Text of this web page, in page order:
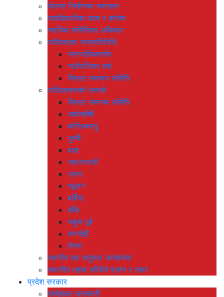
योजना निर्माणका चरणहरु
पदाधिकारीका काम र कर्तव्य
न्यायिक समितिका अधिकार
पालिकाका जनप्रतिनिधि
नगरपालिकातर्फ
गाउँपालिका तर्फ
जिल्ला समन्वय समिति
पालिकाहरुको सम्पर्क
जिल्ला समन्यव समिति
अर्घाखाँची
कपिलबस्तु
गुल्मी
दाङ
नवलपरासी
पाल्पा
प्यूठान
बर्दिया
बाँके
रुकुम पूर्व
रुपन्देही
रोल्पा
स्थनीय तह अनुसार जनसंख्या
स्थानीय तहमा सोधिने प्रश्न र उत्तर
प्रदेश सरकार
प्रदेशका जानकारी